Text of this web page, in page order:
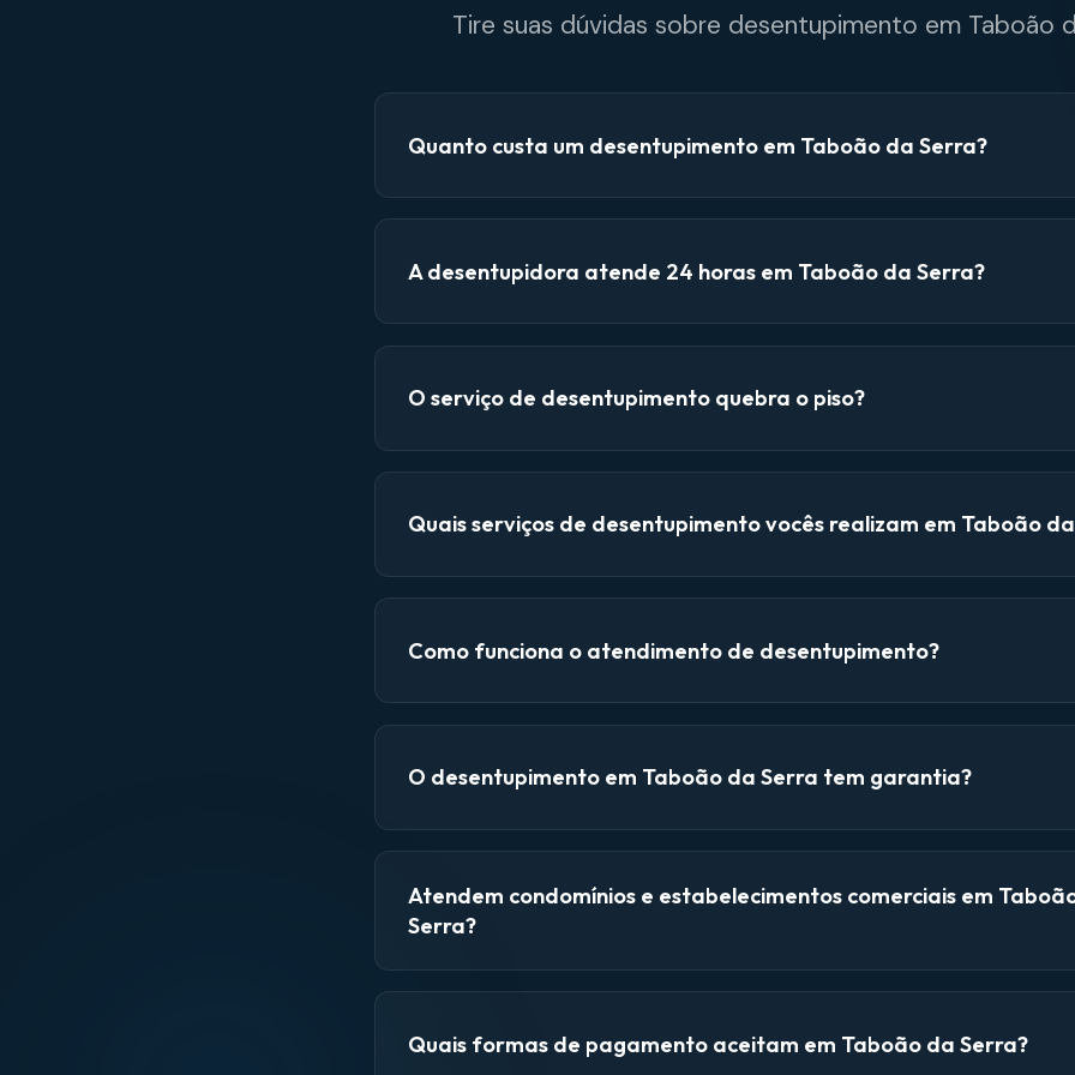
Tire suas dúvidas sobre desentupimento em Taboão
Quanto custa um desentupimento em Taboão da Serra?
A desentupidora atende 24 horas em Taboão da Serra?
O serviço de desentupimento quebra o piso?
Quais serviços de desentupimento vocês realizam em Taboão
Como funciona o atendimento de desentupimento?
O desentupimento em Taboão da Serra tem garantia?
Atendem condomínios e estabelecimentos comerciais em
Serra?
Quais formas de pagamento aceitam em Taboão da Serra?